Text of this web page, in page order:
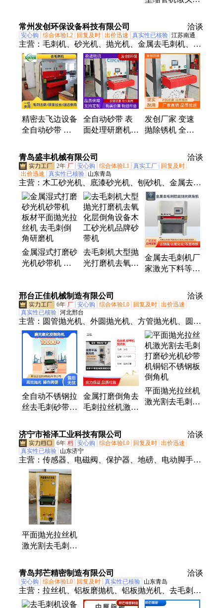
铖供应
新缩 管设 备
常州发创环保设备科技有限公司 洽谈
安心购 综合体验L2 回复及时 出价迅速 真实性已核验 江苏南通
主营： 毛刺机、砂光机、抛光机、金属去毛刺机、去
毛刺万向倒角机、去毛刺机、平面去毛刺机、去毛刺
倒角机、倒角机、去毛刺机全自动、小型去毛刺机、
金属倒角机、除尘器、激光切割除尘器、去毛刺设
备、金属砂光机、全自动抛光机、打磨抛光机、全自
动打磨抛光设备、金属抛光机、平面抛光机、金属平
面抛光机、去毛刺抛光机、金属拉丝机、平面抛光拉
丝机
精密去飞边设备
全自动砂带 去
切割冲压 发创
厂家
全自动砂带 表
面处理研磨机
工业五金件倒角
机 发创厂家
发创厂家 变速
抛除锈机 全自
毛刺机 工业五
金件倒角机
青岛盛丰机械有限公司 洽谈
2年 厂 安心购 综合体验L1 真实工厂
回复及时
出价迅速
真实性已核验 山东青岛
主营： 木工砂光机、底漆砂光机、刨砂机、金属去毛
刺倒角机、金属去毛刺机、砂带机厂家、去毛刺机、
双面砂光机、平面砂光机、金属拉丝机、木工拉丝
机、异形打磨机、木工机械砂光机、水磨拉丝机、定
尺砂光机、砂光机厂家、去毛刺打磨机厂家、真金板
打磨机、刨砂机厂家、双面砂光机厂家、木工砂光机
厂家、不锈钢拉丝机、金属抛光打磨设备、橡胶板打
磨机
金属湿式打磨砂
光机砂带机 板
研磨机
去毛刺机大型抛
光打磨机去氧化
机
金属去毛刺机厂
家激光下料等离
刺倒角处理砂带
机
邢台正佳机械制造有限公司 洽谈
6年 厂 安心购 综合体验L0 回复及时 出价迅速
真实性已核验 河北邢台
主营： 圆管抛光机、外圆抛光机、方管抛光机、圆管
内孔抛光机、不锈钢管抛光机、弯管抛光机、平面抛
光机、方管除锈机、平面拉丝机、全自动抛光机、抛
光机、除锈机、钢管除锈机、拉丝机、圆管拉丝机、
铝管抛光机、圆棒抛光机、轴抛光机、活塞杆抛光
机、圆管外圆抛光机、不锈钢抛光机、圆管除锈机、
内孔抛光机、平面砂光机
全自动不锈钢拉
丝去毛刺砂带金
板磨光氧化皮倒
角机
金属打磨倒角去
毛刺拉丝机激光
光砂带机平面抛
光机
平面抛光拉丝机
激光割去毛刺打
济宁市裕泽工业科技有限公司 洽谈
6年 档 安心购 综合体验L0 回复及时 出价迅速
真实性已核验 山东济宁
主营： 传感器、电磁阀、保护器、地磅、电动脚手
架、装载机电子秤、机械抓手、砌筑升降平台、光伏
板升降机、内撑吊具、混凝土振动棒、打标机、研磨
机、裁切机、平移门电机、超市防盗门、磨片磨头、
滑移机、消防机器人、农业打药机、履带底盘、消防
平面抛光拉丝机
激光割去毛刺打
铜铝不锈钢板倒
角机
青岛邦芒精密制造有限公司 洽谈
安心购 综合体验L0 回复及时 真实性已核验 山东青岛
主营： 拉丝机、铝板磨抛机、铝板抛光机、去毛刺
机、砂带机、金属板面打毛机、覆膜机、抛光机、砂